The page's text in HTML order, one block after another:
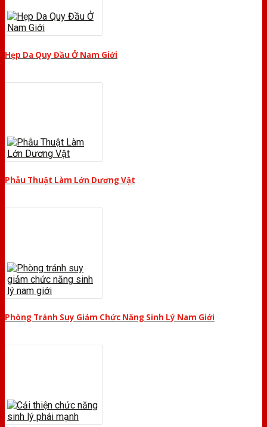
Hẹp Da Quy Đầu Ở Nam Giới
Phẫu Thuật Làm Lớn Dương Vật
Phòng Tránh Suy Giảm Chức Năng Sinh Lý Nam Giới